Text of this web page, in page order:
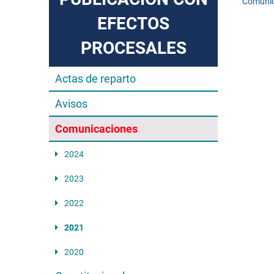
EFECTOS
PROCESALES
Actas de reparto
Avisos
Comunicaciones
2024
2023
2022
2021
2020